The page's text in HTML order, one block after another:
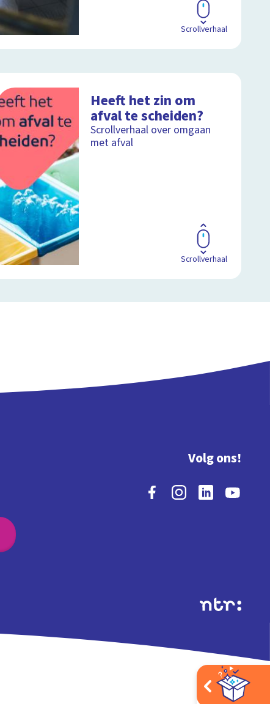
Scrollverhaal
Heeft het zin om
afval te scheiden?
Scrollverhaal over omgaan
met afval
Scrollverhaal
Volg ons!
Extra's